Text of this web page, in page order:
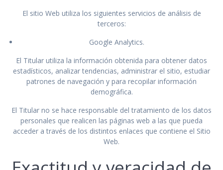
El sitio Web utiliza los siguientes servicios de análisis de
terceros:
Google Analytics.
El Titular utiliza la información obtenida para obtener datos
estadísticos, analizar tendencias, administrar el sitio, estudiar
patrones de navegación y para recopilar información
demográfica.
El Titular no se hace responsable del tratamiento de los datos
personales que realicen las páginas web a las que pueda
acceder a través de los distintos enlaces que contiene el Sitio
Web.